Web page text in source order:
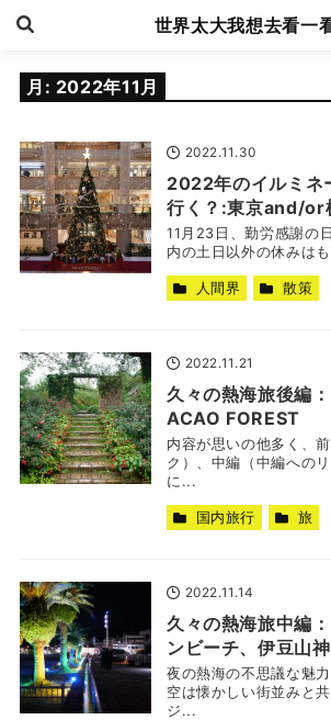
世界太大我想去看一
月: 2022年11月
2022.11.30
2022年のイルミネ
行く？:東京and/or
11月23日、勤労感謝の
内の土日以外の休みは
人間界 散策
2022.11.21
久々の熱海旅後編
ACAO FOREST
内容が思いの他多く、
ク）、中編（中編への
に...
国内旅行 旅
2022.11.14
久々の熱海旅中編
ンビーチ、伊豆山
夜の熱海の不思議な魅
空は懐かしい街並みと
ジ...